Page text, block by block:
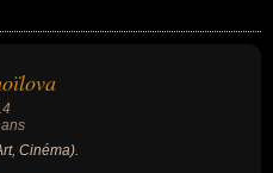
russe par exemple.
Cinéma).